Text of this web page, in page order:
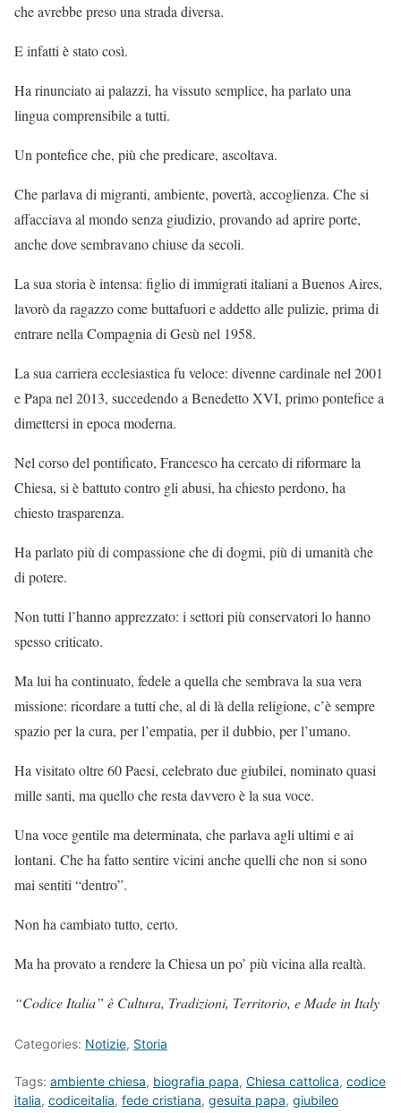
che avrebbe preso una strada diversa.
E infatti è stato così.
Ha rinunciato ai palazzi, ha vissuto semplice, ha parlato una
lingua comprensibile a tutti.
Un pontefice che, più che predicare, ascoltava.
Che parlava di migranti, ambiente, povertà, accoglienza. Che si
affacciava al mondo senza giudizio, provando ad aprire porte,
anche dove sembravano chiuse da secoli.
La sua storia è intensa: figlio di immigrati italiani a Buenos Aires,
lavorò da ragazzo come buttafuori e addetto alle pulizie, prima di
entrare nella Compagnia di Gesù nel 1958.
La sua carriera ecclesiastica fu veloce: divenne cardinale nel 2001
e Papa nel 2013, succedendo a Benedetto XVI, primo pontefice a
dimettersi in epoca moderna.
Nel corso del pontificato, Francesco ha cercato di riformare la
Chiesa, si è battuto contro gli abusi, ha chiesto perdono, ha
chiesto trasparenza.
Ha parlato più di compassione che di dogmi, più di umanità che
di potere.
Non tutti l’hanno apprezzato: i settori più conservatori lo hanno
spesso criticato.
Ma lui ha continuato, fedele a quella che sembrava la sua vera
missione: ricordare a tutti che, al di là della religione, c’è sempre
spazio per la cura, per l’empatia, per il dubbio, per l’umano.
Ha visitato oltre 60 Paesi, celebrato due giubilei, nominato quasi
mille santi, ma quello che resta davvero è la sua voce.
Una voce gentile ma determinata, che parlava agli ultimi e ai
lontani. Che ha fatto sentire vicini anche quelli che non si sono
mai sentiti “dentro”.
Non ha cambiato tutto, certo.
Ma ha provato a rendere la Chiesa un po’ più vicina alla realtà.
“Codice Italia” è Cultura, Tradizioni, Territorio, e Made in Italy
Categories: Notizie, Storia
Tags: ambiente chiesa, biografia papa, Chiesa cattolica, codice
italia, codiceitalia, fede cristiana, gesuita papa, giubileo